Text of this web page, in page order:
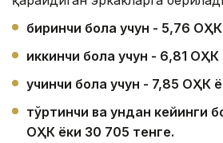
биринчи бола учун - 5,76 ОҲК
иккинчи бола учун - 6,81 ОҲК
учинчи бола учун - 7,85 ОҲК
тўртинчи ва ундан кейинги
ОҲК ёки 30 705 тенге.